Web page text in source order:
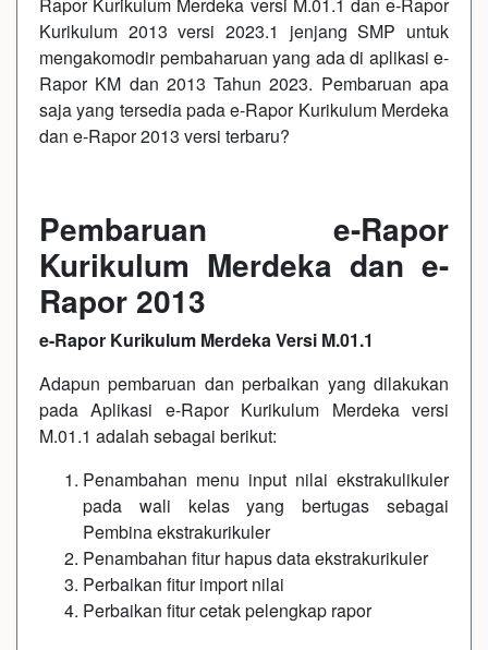
Kurikulum 2013 versi 2023.1 jenjang SMP untuk
mengakomodir pembaharuan yang ada di aplikasi e-
Rapor KM dan 2013 Tahun 2023. Pembaruan apa
saja yang tersedia pada e-Rapor Kurikulum Merdeka
dan e-Rapor 2013 versi terbaru?
Pembaruan e-Rapor
Kurikulum Merdeka dan e-
Rapor 2013
e-Rapor Kurikulum Merdeka Versi M.01.1
Adapun pembaruan dan perbaikan yang dilakukan
pada Aplikasi e-Rapor Kurikulum Merdeka versi
M.01.1 adalah sebagai berikut:
Penambahan menu input nilai ekstrakulikuler
pada wali kelas yang bertugas sebagai
Pembina ekstrakurikuler
Penambahan fitur hapus data ekstrakurikuler
Perbaikan fitur import nilai
Perbaikan fitur cetak pelengkap rapor